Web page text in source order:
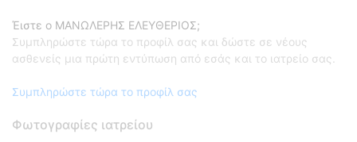
Έιστε ο ΜΑΝΩΛΕΡΗΣ ΕΛΕΥΘΕΡΙΟΣ;
Συμπληρώστε τώρα το προφίλ σας και δώστε σε νέους
ασθενείς μια πρώτη εντύπωση από εσάς και το ιατρείο σας.
Συμπληρώστε τώρα το προφίλ σας
Φωτογραφίες ιατρείου